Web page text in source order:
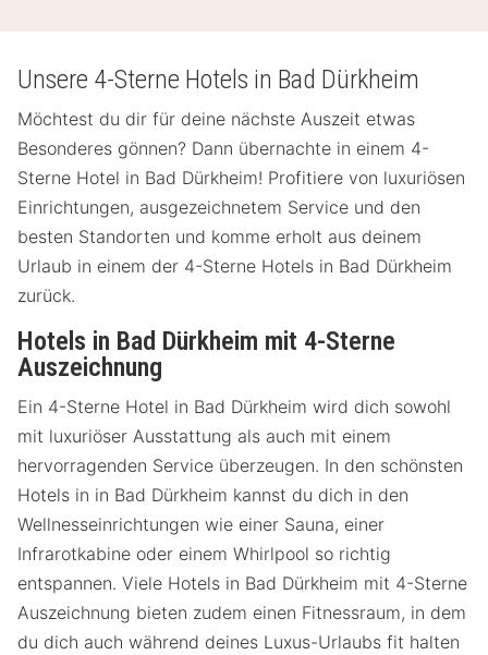
Unsere 4-Sterne Hotels in Bad Dürkheim
Möchtest du dir für deine nächste Auszeit etwas
Besonderes gönnen? Dann übernachte in einem 4-
Sterne Hotel in Bad Dürkheim! Profitiere von luxuriösen
Einrichtungen, ausgezeichnetem Service und den
besten Standorten und komme erholt aus deinem
Urlaub in einem der 4-Sterne Hotels in Bad Dürkheim
zurück.
Hotels in Bad Dürkheim mit 4-Sterne
Auszeichnung
Ein 4-Sterne Hotel in Bad Dürkheim wird dich sowohl
mit luxuriöser Ausstattung als auch mit einem
hervorragenden Service überzeugen. In den schönsten
Hotels in in Bad Dürkheim kannst du dich in den
Wellnesseinrichtungen wie einer Sauna, einer
Infrarotkabine oder einem Whirlpool so richtig
entspannen. Viele Hotels in Bad Dürkheim mit 4-Sterne
Auszeichnung bieten zudem einen Fitnessraum, in dem
du dich auch während deines Luxus-Urlaubs fit halten